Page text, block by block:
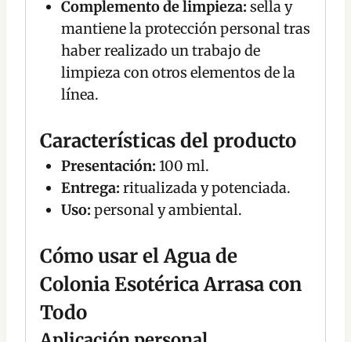
Complemento de limpieza: sella y
mantiene la protección personal tras
haber realizado un trabajo de
limpieza con otros elementos de la
línea.
Características del producto
Presentación: 100 ml.
Entrega: ritualizada y potenciada.
Uso: personal y ambiental.
Cómo usar el Agua de
Colonia Esotérica Arrasa con
Todo